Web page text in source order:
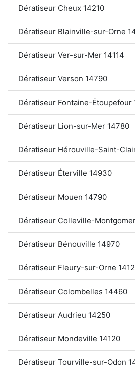
Dératiseur Cheux 14210
Dératiseur Blainville-sur-Orne
Dératiseur Ver-sur-Mer 14114
Dératiseur Verson 14790
Dératiseur Fontaine-Étoupefour
Dératiseur Lion-sur-Mer 14780
Dératiseur Hérouville-Saint-
Dératiseur Éterville 14930
Dératiseur Mouen 14790
Dératiseur Colleville-
Dératiseur Bénouville 14970
Dératiseur Fleury-sur-Orne
Dératiseur Colombelles 14460
Dératiseur Audrieu 14250
Dératiseur Mondeville 14120
Dératiseur Tourville-sur-Odon